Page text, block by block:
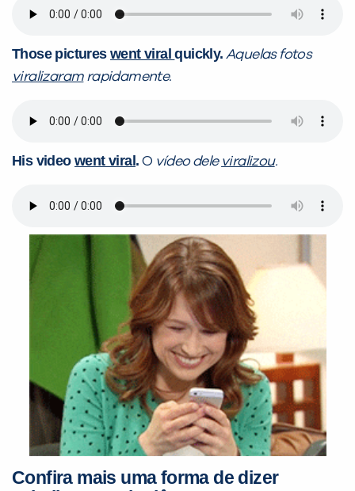
Those pictureswent viralquickly. Aquelas fotos
viralizaramrapidamente.
His videowent viral . O vídeo dele viralizou.
Confira mais uma forma de dizer